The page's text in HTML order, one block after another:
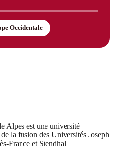
Occidentale
Alpes est une université
la fusion des Universités Joseph
France et Stendhal.